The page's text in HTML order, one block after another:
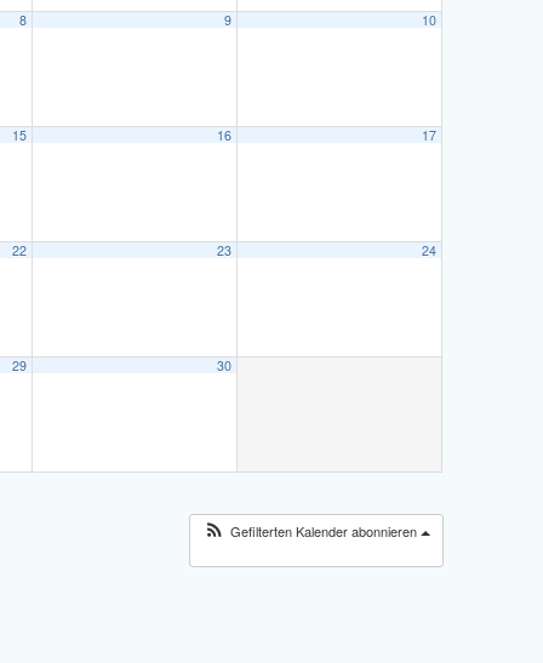
8 9 10
15 16 17
22 23 24
29 30
Gefilterten Kalender abonnieren